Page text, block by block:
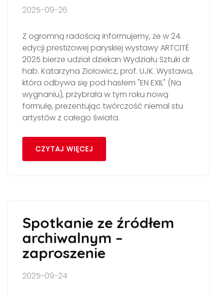
2025-09-26
Z ogromną radością informujemy, że w 24.
edycji prestiżowej paryskiej wystawy ARTCITÉ
2025 bierze udział dziekan Wydziału Sztuki dr
hab. Katarzyna Ziołowicz, prof. UJK. Wystawa,
która odbywa się pod hasłem "EN EXIL" (Na
wygnaniu), przybrała w tym roku nową
formułę, prezentując twórczość niemal stu
artystów z całego świata.
CZYTAJ WIĘCEJ
Spotkanie ze źródłem
archiwalnym –
zaproszenie
2025-09-24